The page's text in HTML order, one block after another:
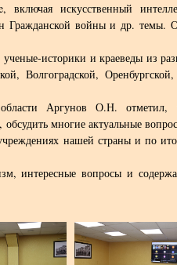
включая искусственный
Гражданской войны и др. темы.
историки и краеведы из
Волгоградской,
Аргунов О.Н. отметил,
многие актуальные
нашей страны и по
интересные вопросы и